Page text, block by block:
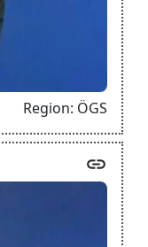
Region: ÖGS
link